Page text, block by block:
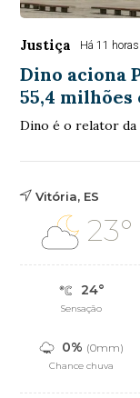
Justiça Há 11 horas
Dino aciona
55,4 milhões
Dino é o relator da
Vitória, ES
23°
24°
Sensação
0% (0mm)
Chance chuva